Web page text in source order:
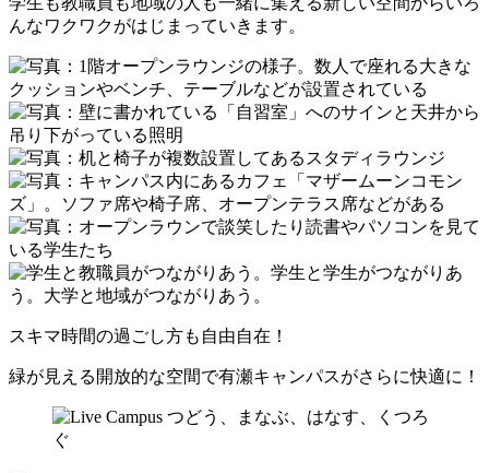
んなワクワクがはじまっていきます。
スキマ時間の過ごし方も自由自在！
緑が見える開放的な空間で有瀬キャンパスがさらに快適に！